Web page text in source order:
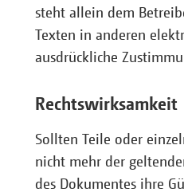
steht allein dem
Texten in anderen
ausdrückliche
Rechtswirksamkeit
Sollten Teile oder
nicht mehr der
des Dokumentes ihre